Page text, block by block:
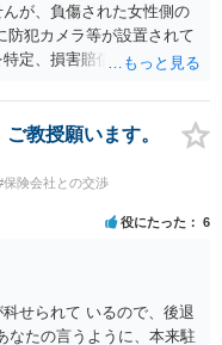
が、負傷された女性側の
防犯カメラ等が設置されて
定、損害賠償請求をでき
度の期間が経過すると削
いでしょう。 請求権者は負
早く本人で法律相談に行き
談などを繋げないか相談
教授願います。
保険会社との交渉
役にたった 6
せられて いるので、後退
なたの言うように、本来駐